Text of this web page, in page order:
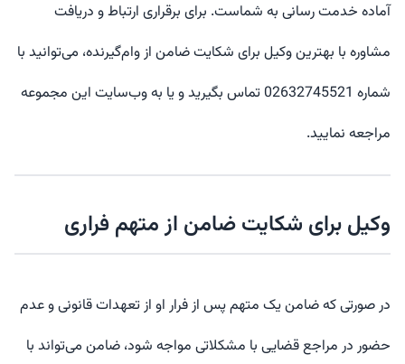
آماده خدمت رسانی به شماست. برای برقراری ارتباط و دریافت
مشاوره با بهترین وکیل برای شکایت ضامن از وام‌گیرنده، می‌توانید با
شماره 02632745521 تماس بگیرید و یا به وب‌سایت این مجموعه
مراجعه نمایید.
وکیل برای شکایت ضامن از متهم فراری
در صورتی که ضامن یک متهم پس از فرار او از تعهدات قانونی و عدم
حضور در مراجع قضایی با مشکلاتی مواجه شود، ضامن می‌تواند با